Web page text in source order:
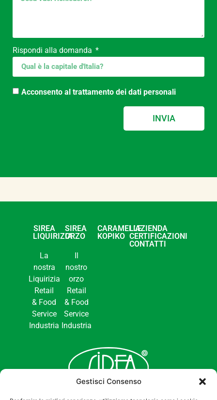
Gestisci Consenso
Rispondi alla domanda
Acconsento al trattamento dei dati personali
INVIA
SIREA
LIQUIRIZIA
La
nostra
Liquirizia
Retail
& Food
Service
Industria
SIREA
ORZO
Il
nostro
orzo
Retail
& Food
Service
Industria
CARAMELLE
KOPIKO
L’AZIENDA
CERTIFICAZIONI
CONTATTI